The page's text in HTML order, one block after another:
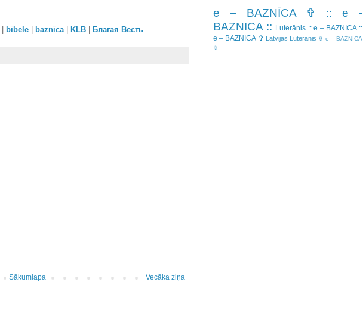
bībele baznīca| KLB Благая Весть
Vecāka ziņa
Sākumlapa
e – BAZNĪCA ✞
:: e -
BAZNICA :: Luterānis :: e – BAZNICA ::
e – BAZNICA ✞ Latvijas Luterānis ✞ e – BAZNICA
✞